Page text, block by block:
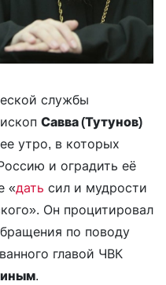
службы
Савва (Тутунов)
утро, в которых
и оградить её
«дать сил и мудрости
Он процитировал
по поводу
главой ЧВК
.